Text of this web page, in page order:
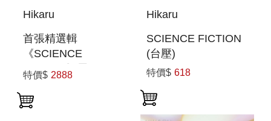
Hikaru
首張精選輯
《SCIENCE
FICTION》黑膠3片
特價$ 2888
Hikaru
SCIENCE FICTION
(台壓)
特價$ 618